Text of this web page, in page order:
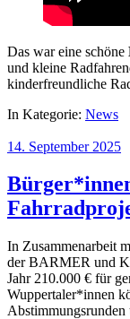
Das war eine schöne
und kleine
kinderfreundliche
In Kategorie: News
14. September 2025
In Zusammenarbeit
der BARMER und
Jahr 210.000 € für
Wuppertaler*innen